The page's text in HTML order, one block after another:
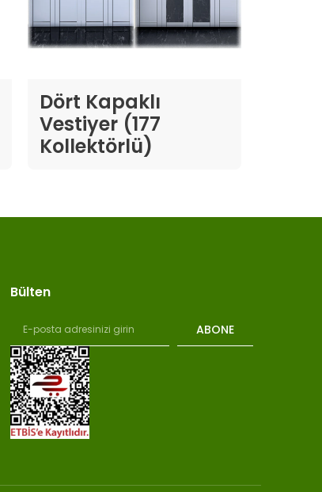
Dört Kapaklı
Vestiyer (177
Kollektörlü)
Bülten
ABONE